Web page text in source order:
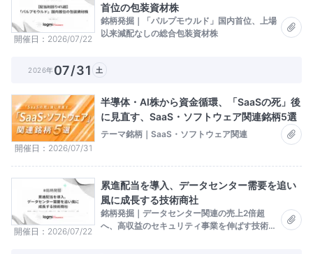
開催日 2026/07/22
首位の包装資材株
銘柄発掘｜「パルプモウルド」国内首位、上場
以来減配なしの総合包装資材株
2026年07/31 土
開催日 2026/07/31
半導体・AI株から資金循環、「SaaSの死」後
に見直す、SaaS・ソフトウェア関連銘柄5選
テーマ銘柄｜SaaS・ソフトウェア関連
開催日 2026/07/22
累進配当を導入、データセンター需要を追い
風に成長する技術商社
銘柄発掘｜データセンター関連の売上2倍超
へ、高収益のセキュリティ事業を伸ばす技術商